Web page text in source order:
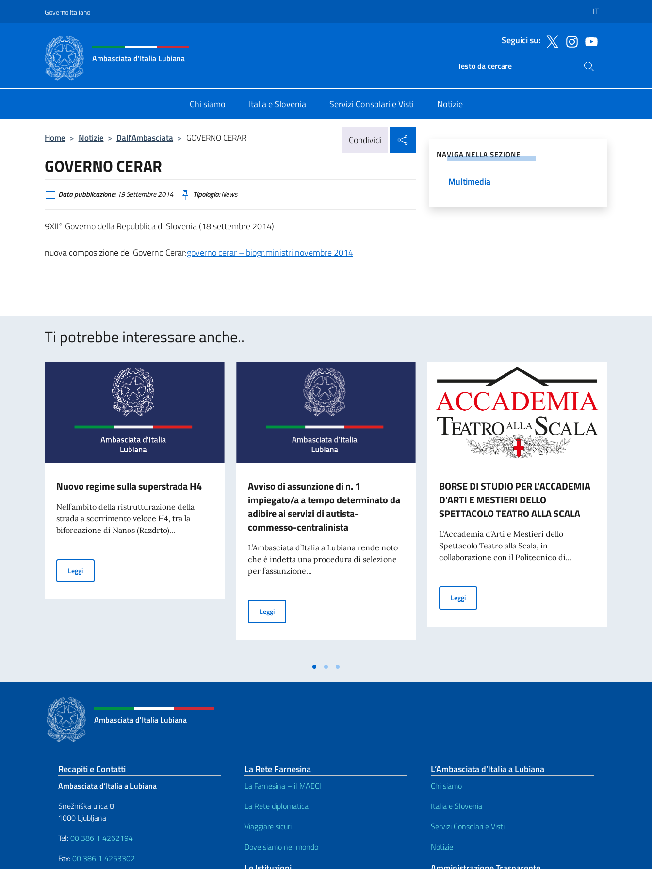
Governo Italiano IT
Intestazione sito, social e menù
Ambasciata d'Italia Lubiana
Seguici su:
Ricerca sito live
Cerca nel sito
Chi siamo Italia e Slovenia Servizi Consolari e Visti Notizie
Home > Notizie > Dall’Ambasciata > GOVERNO CERAR Condividi
GOVERNO CERAR
Data pubblicazione:19 Settembre 2014 Tipologia:News
9XII° Governo della Repubblica di Slovenia (18 settembre 2014)
nuova composizione del Governo Cerar:governo cerar – biogr.ministri novembre 2014
NAVIGA NELLA SEZIONE
Multimedia
Ti potrebbe interessare anche..
Nuovo regime sulla superstrada H4
Nell’ambito della ristrutturazione della
strada a scorrimento veloce H4, tra la
biforcazione di Nanos (Razdrto)...
LeggiNuovo regime sulla superstrada H4
Avviso di assunzione di n. 1
impiegato/a a tempo determinato da
adibire ai servizi di autista-
commesso-centralinista
L’Ambasciata d’Italia a Lubiana rende noto
che è indetta una procedura di selezione
per l’assunzione...
LeggiAvviso di assunzione di n. 1 impiegato/a a tempo determinato da adibire ai servizi di autista-commesso-centralinista
BORSE DI STUDIO PER L'ACCADEMIA
D'ARTI E MESTIERI DELLO
SPETTACOLO TEATRO ALLA SCALA
L’Accademia d’Arti e Mestieri dello
Spettacolo Teatro alla Scala, in
collaborazione con il Politecnico di...
LeggiBORSE DI STUDIO PER L'ACCADEMIA D'ARTI E MESTIERI DELLO
Ambasciata d'Italia Lubiana
Sezione footer
Recapiti e Contatti
Ambasciata d’Italia a Lubiana
Snežniška ulica 8
1000 Ljubljana
Tel:00 386 1 4262194
Fax:00 386 1 4253302
La Rete Farnesina
La Farnesina – il MAECI
La Rete diplomatica
Viaggiare sicuri
Dove siamo nel mondo
L’Ambasciata d’Italia a Lubiana
Chi siamo
Italia e Slovenia
Servizi Consolari e Visti
Notizie